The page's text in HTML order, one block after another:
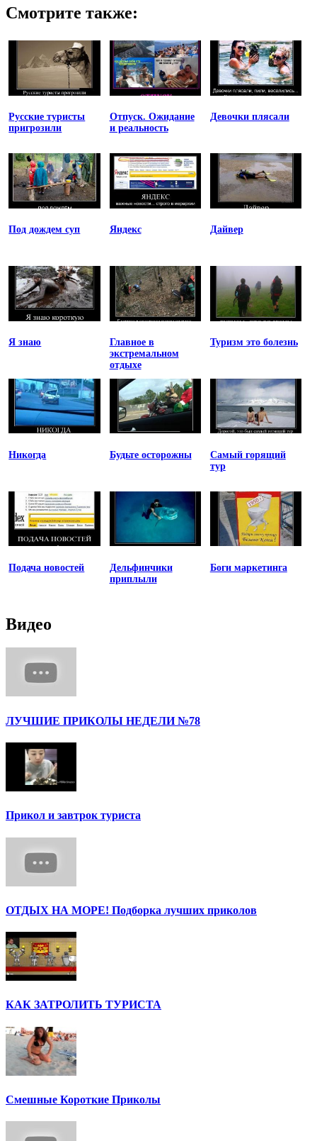
Смотрите также:
Русские туристы
пригрозили
Отпуск. Ожидание
и реальность
Девочки плясали
Под дождем суп Яндекс Дайвер
Я знаю
Главное в
экстремальном
отдыхе
Туризм это болезнь
Никогда Будьте осторожны
Самый горящий
тур
Подача новостей
Дельфинчики
приплыли
Боги маркетинга
Видео
ЛУЧШИЕ ПРИКОЛЫ НЕДЕЛИ №78
Прикол и завтрок туриста
ОТДЫХ НА МОРЕ! Подборка лучших приколов
КАК ЗАТРОЛИТЬ ТУРИСТА
Смешные Короткие Приколы